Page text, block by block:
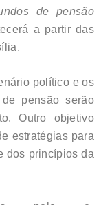
de pensão
a partir das
político e os
pensão serão
Outro objetivo
estratégias para
dos princípios da